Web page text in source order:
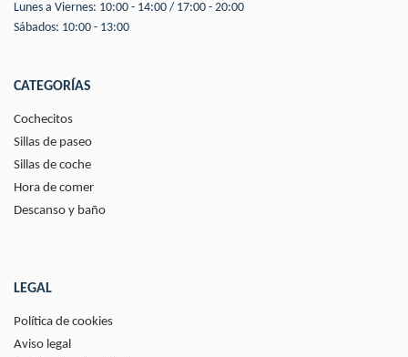
Lunes a Viernes: 10:00 - 14:00 / 17:00 - 20:00
Sábados: 10:00 - 13:00
CATEGORÍAS
Cochecitos
Sillas de paseo
Sillas de coche
Hora de comer
Descanso y baño
LEGAL
Política de cookies
Aviso legal